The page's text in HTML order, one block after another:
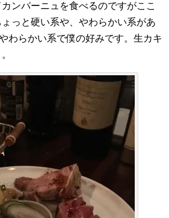
ンパーニュを食べるのですがここ
っと硬い系や、やわらかい系があ
わらかい系で僕の好みです。生カキ